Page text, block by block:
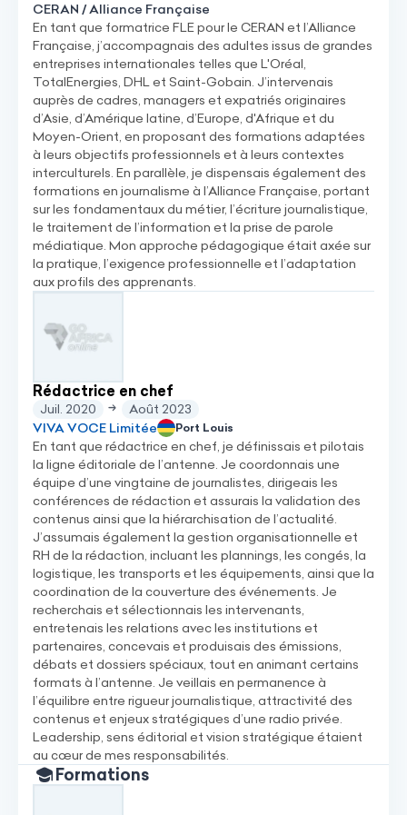
CERAN / Alliance Française
En tant que formatrice FLE pour le CERAN et l’Alliance
Française, j’accompagnais des adultes issus de grandes
entreprises internationales telles que L'Oréal,
TotalEnergies, DHL et Saint-Gobain. J’intervenais
auprès de cadres, managers et expatriés originaires
d’Asie, d’Amérique latine, d’Europe, d'Afrique et du
Moyen-Orient, en proposant des formations adaptées
à leurs objectifs professionnels et à leurs contextes
interculturels. En parallèle, je dispensais également des
formations en journalisme à l’Alliance Française, portant
sur les fondamentaux du métier, l’écriture journalistique,
le traitement de l’information et la prise de parole
médiatique. Mon approche pédagogique était axée sur
la pratique, l’exigence professionnelle et l’adaptation
aux profils des apprenants.
Rédactrice en chef
Juil. 2020
Août 2023
VIVA VOCE Limitée
Port Louis
En tant que rédactrice en chef, je définissais et pilotais
la ligne éditoriale de l’antenne. Je coordonnais une
équipe d’une vingtaine de journalistes, dirigeais les
conférences de rédaction et assurais la validation des
contenus ainsi que la hiérarchisation de l’actualité.
J’assumais également la gestion organisationnelle et
RH de la rédaction, incluant les plannings, les congés, la
logistique, les transports et les équipements, ainsi que la
coordination de la couverture des événements. Je
recherchais et sélectionnais les intervenants,
entretenais les relations avec les institutions et
partenaires, concevais et produisais des émissions,
débats et dossiers spéciaux, tout en animant certains
formats à l’antenne. Je veillais en permanence à
l’équilibre entre rigueur journalistique, attractivité des
contenus et enjeux stratégiques d’une radio privée.
Leadership, sens éditorial et vision stratégique étaient
au cœur de mes responsabilités.
Formations